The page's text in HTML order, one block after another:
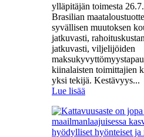
ylläpitäjän toimesta
Brasilian
syvällisen muutoksen
jatkuvasti,
jatkuvasti, viljelijöiden
kiinalaisten toimittajien
yksi tekijä. Kestävyys...
Lue lisää